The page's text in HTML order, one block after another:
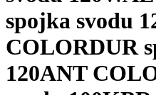
spojka svodu
COLORDUR
120ANT